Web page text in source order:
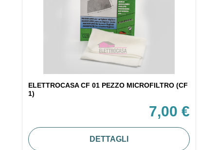
ELETTROCASA CF 01 PEZZO MICROFILTRO (CF
1)
7,00 €
DETTAGLI